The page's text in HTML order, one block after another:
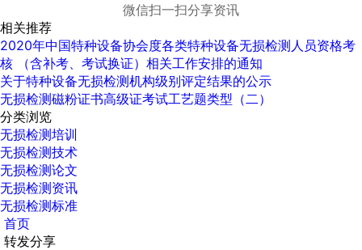
微信扫一扫分享资讯
相关推荐
2020年中国特种设备协会度各类特种设备无损检测人员资格考
核 （含补考、考试换证）相关工作安排的通知
关于特种设备无损检测机构级别评定结果的公示
无损检测磁粉证书高级证考试工艺题类型（二）
分类浏览
无损检测培训
无损检测技术
无损检测论文
无损检测资讯
无损检测标准
首页
转发分享